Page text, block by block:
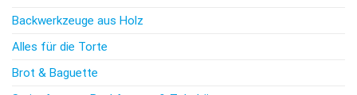
Backwerkzeuge aus Holz
Alles für die Torte
Brot & Baguette